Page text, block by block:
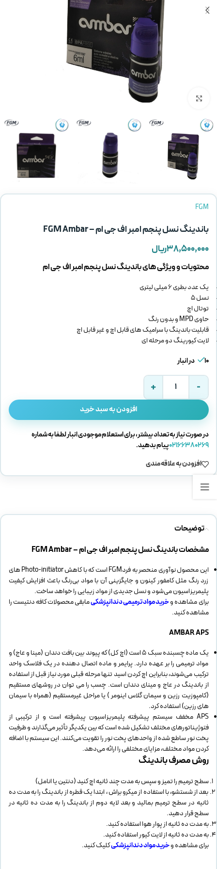
بزرگنمایی تصویر
FGM
باندینگ نسل پنجم امبر اف جی ام – FGM Ambar
۳۸,۵۰۰,۰۰۰ریال
محتویات و ویژگی های باندینگ نسل پنجم امبر اف جی ام
یک عدد بطری 6 میلی لیتری
نسل 5
توتال اچ
حاوی MPD و بدون رنگ
قابلیت باندینگ با سرامیک های قابل اچ و غیر قابل اچ
لایت کیورینگ دو مرحله ای
10 در انبار
افزودن به سبد خرید
در صورت نیاز به تعداد بیشتر، برای استعلام موجودی انبار لطفا به شماره
02166380269پیام بدهید.
افزودن به علاقه مندی
توضیحات
مشخصات باندینگ نسل پنجم امبر اف جی ام – FGM Ambar
این محصول نوآوری منحصر به فردFGM است که با کاهش Photo-initiator های
زرد رنگ مثل کامفور کینون و جایگزینی آن با مواد بی‌رنگ باعث افزایش کیفیت
پلیمریزاسیون می‌شود و نسل جدیدی از مواد زیبایی را خواهد ساخت.
برای مشاهده وخرید مواد ترمیمی دندانپزشکیمابقی محصولات کافه دنتیست را
مشاهده کنید.
AMBAR APS
یک ماده چسبنده سبک 5 است (اچ کل) که پیوند بین بافت دندان (مینا و عاج) و
مواد ترمیمی را بر عهده دارد. پرایمر و ماده اتصال دهنده در یک فلاسک واحد
ترکیب می‌شوند، بنابراین اچ کردن اسید تنها مرحله قبلی مورد نیاز قبل از استفاده
از باندینگ در عاج و مینای دندان است. چسب را می توان در روشهای مستقیم
(کامپوزیت رزین و سیمان گلاس اینومر ) یا مراحل غیرمستقیم (همراه با سیمان
های رزین) استفاده کرد.
APS مخفف سیستم پیشرفته پلیمریزاسیون پیشرفته است و از ترکیبی از
فتوژیناتورهای مختلف تشکیل شده است که بین یکدیگر تأثیر می‌گذارند و ظرفیت
پخت نور ساطع شده از واحدهای پخت نور را تقویت می‌کنند. این سیستم با اضافه
کردن مواد مختلف، مزایای مختلفی را ارائه می‌دهد.
روش مصرف باندینگ
سطح ترمیم را تمیز و سپس به مدت چند ثانیه اچ کنید (دنتین یا انامل)
بعد از شستشو، با استفاده از میکرو براش ، ابتدا یک قطره از باندینگ را به مدت ده
ثانیه در سطح ترمیم بمالید و بعد لایه دوم از باندینگ را به مدت ده ثانیه در
سطح قرار دهید.
به مدت ده ثانیه از پوار هوا استفاده کنید.
به مدت ده ثانیه از لایت کیور استفاده کنید.
برای مشاهده وخرید مواد دندانپزشکیکلیک کنید.